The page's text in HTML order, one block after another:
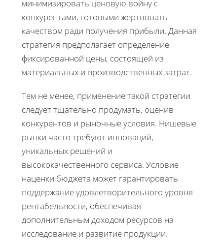
минимизировать ценовую войну с
конкурентами, готовыми жертвовать
качеством ради получения прибыли. Данная
стратегия предполагает определение
фиксированной цены, состоящей из
материальных и производственных затрат.
Тем не менее, применение такой стратегии
следует тщательно продумать, оценив
конкурентов и рыночные условия. Нишевые
рынки часто требуют инноваций,
уникальных решений и
высококачественного сервиса. Условие
наценки бюджета может гарантировать
поддержание удовлетворительного уровня
рентабельности, обеспечивая
дополнительным доходом ресурсов на
исследование и развитие продукции.